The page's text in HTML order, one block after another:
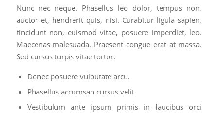
Nunc nec neque. Phasellus leo dolor, tempus non,
auctor et, hendrerit quis, nisi. Curabitur ligula sapien,
tincidunt non, euismod vitae, posuere imperdiet, leo.
Maecenas malesuada. Praesent congue erat at massa.
Sed cursus turpis vitae tortor.
Donec posuere vulputate arcu.
Phasellus accumsan cursus velit.
Vestibulum ante ipsum primis in faucibus orci